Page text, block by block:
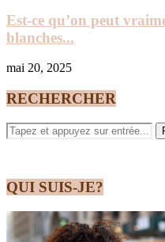
Est-ce qu’on peut
blanches...
mai 20, 2025
RECHERCHER
QUI SUIS-JE?